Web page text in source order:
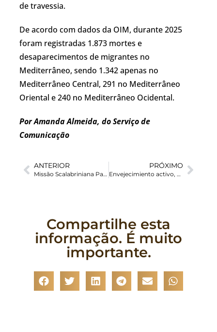
de travessia.
De acordo com dados da OIM, durante 2025
foram registradas 1.873 mortes e
desaparecimentos de migrantes no
Mediterrâneo, sendo 1.342 apenas no
Mediterrâneo Central, 291 no Mediterrâneo
Oriental e 240 no Mediterrâneo Ocidental.
Por Amanda Almeida, do Serviço de
Comunicação
ANTERIOR
Missão Scalabriniana Pari é destaque na TV Aparecida em especial sobre a Campanha da Fraternidade 2026
PRÓXIMO
Envejecimiento activo, vida plena: encuentro con el grupo del adulto mayor en Ibarra
Compartilhe esta
informação. É muito
importante.